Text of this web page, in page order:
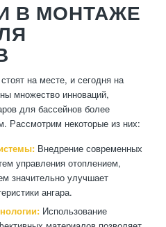
В МОНТАЖЕ
на месте, и сегодня на
множество инноваций,
для бассейнов более
Рассмотрим некоторые из них:
Внедрение современных
управления отоплением,
значительно улучшает
ангара.
Использование